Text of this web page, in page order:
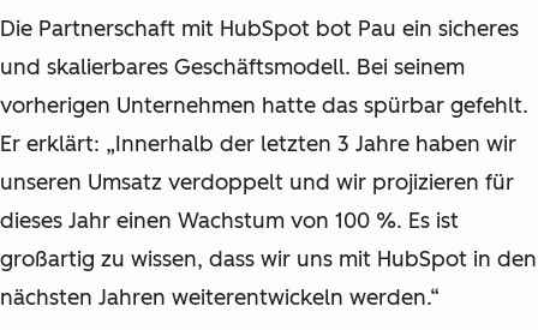
Die Partnerschaft mit HubSpot bot Pau ein sicheres
und skalierbares Geschäftsmodell. Bei seinem
vorherigen Unternehmen hatte das spürbar gefehlt.
Er erklärt: „Innerhalb der letzten 3 Jahre haben wir
unseren Umsatz verdoppelt und wir projizieren für
dieses Jahr einen Wachstum von 100 %. Es ist
großartig zu wissen, dass wir uns mit HubSpot in den
nächsten Jahren weiterentwickeln werden.“